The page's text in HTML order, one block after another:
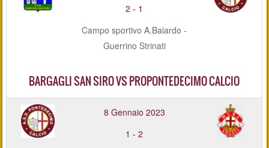
2 - 1
Campo sportivo A.Baiardo -
Guerrino Strinati
BARGAGLI SAN SIRO VS PROPONTEDECIMO CALCIO
8 Gennaio 2023
1 -2